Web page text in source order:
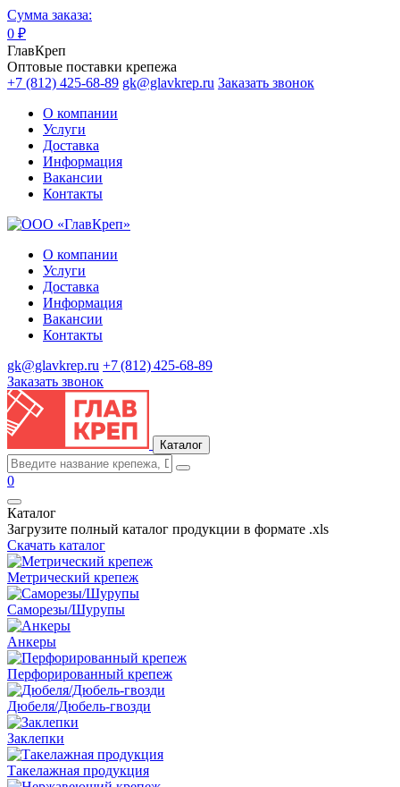
Сумма заказа:
0 ₽
ГлавКреп
Оптовые поставки крепежа
+7 (812) 425-68-89 gk@glavkrep.ru Заказать звонок
О компании
Услуги
Доставка
Информация
Вакансии
Контакты
О компании
Услуги
Доставка
Информация
Вакансии
Контакты
gk@glavkrep.ru +7 (812) 425-68-89
Заказать звонок
Каталог
0
Каталог
Загрузите полный каталог продукции в формате .xls
Скачать каталог
Метрический крепеж
Саморезы/Шурупы
Анкеры
Перфорированный крепеж
Дюбеля/Дюбель-гвозди
Заклепки
Такелажная продукция